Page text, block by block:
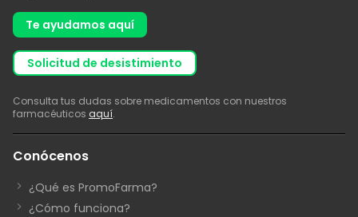
Te ayudamos aquí
solicitud de desistimiento
Consulta tus dudas sobre medicamentos con nuestros
farmacéuticos aquí.
Conócenos
¿Qué es PromoFarma?
¿Cómo funciona?